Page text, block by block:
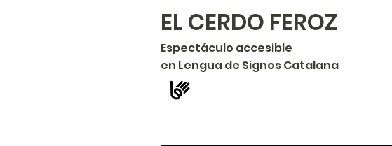
EL CERDO FEROZ
Espectáculo accesible
en Lengua de Signos Catalana